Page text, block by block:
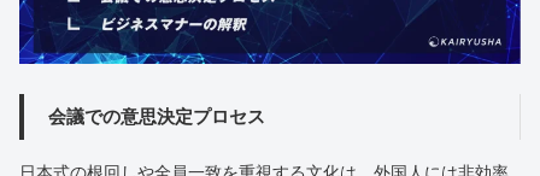
会議での意思決定プロセス